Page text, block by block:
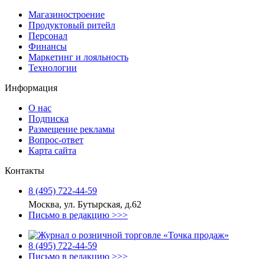
Магазиностроение
Продуктовый ритейл
Персонал
Финансы
Маркетинг и лояльность
Технологии
Информация
О нас
Подписка
Размещение рекламы
Вопрос-ответ
Карта сайта
Контакты
8 (495) 722‑44‑59
Москва, ул. Бутырская, д.62
Письмо в редакцию >>>
8 (495) 722‑44‑59
Письмо в редакцию >>>